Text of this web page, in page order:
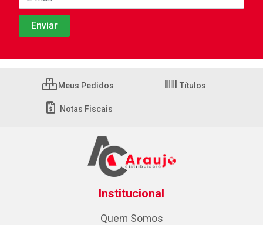
Meus Pedidos Títulos
Notas Fiscais
Institucional
Quem Somos